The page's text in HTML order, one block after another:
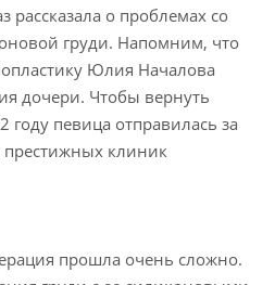
рассказала о проблемах со
груди. Напомним, что
Юлия Началова
дочери. Чтобы вернуть
певица отправилась за
престижных клиник
прошла очень сложно.